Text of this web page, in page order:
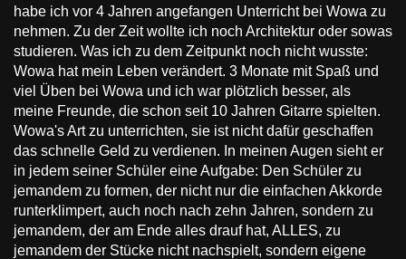
habe ich vor 4 Jahren angefangen Unterricht bei Wowa zu
nehmen. Zu der Zeit wollte ich noch Architektur oder sowas
studieren. Was ich zu dem Zeitpunkt noch nicht wusste:
Wowa hat mein Leben verändert. 3 Monate mit Spaß und
viel Üben bei Wowa und ich war plötzlich besser, als
meine Freunde, die schon seit 10 Jahren Gitarre spielten.
Wowa's Art zu unterrichten, sie ist nicht dafür geschaffen
das schnelle Geld zu verdienen. In meinen Augen sieht er
in jedem seiner Schüler eine Aufgabe: Den Schüler zu
jemandem zu formen, der nicht nur die einfachen Akkorde
runterklimpert, auch noch nach zehn Jahren, sondern zu
jemandem, der am Ende alles drauf hat, ALLES, zu
jemandem der Stücke nicht nachspielt, sondern eigene